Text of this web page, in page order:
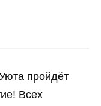
пройдёт
Всех